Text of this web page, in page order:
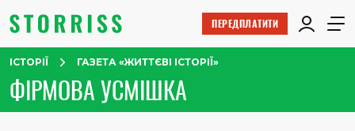
ПЕРЕДПЛАТИТИ
ІСТОРІЇ ГАЗЕТА «ЖИТТЄВІ ІСТОРІЇ»
ФІРМОВА УСМІШКА